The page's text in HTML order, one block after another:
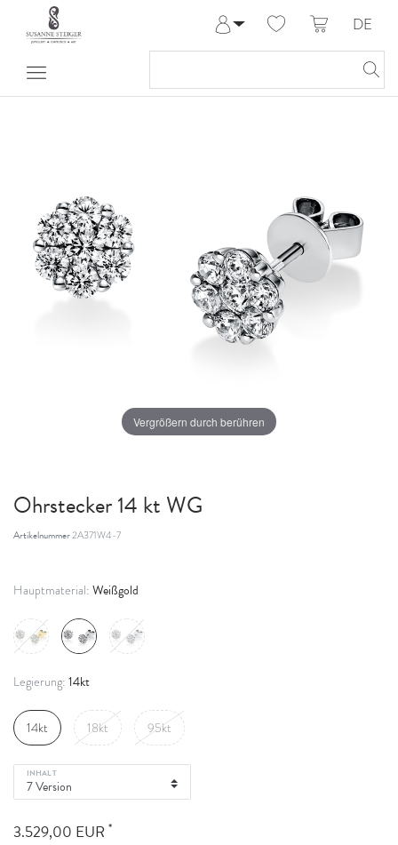
Anmelden
Meine Bestellungen
DE
Vergrößern durch berühren
Ohrstecker 14 kt WG
Artikelnummer2A371W4-7
Hauptmaterial: Weißgold
Legierung: 14kt
14kt 18kt 95kt
INHALT
3.529,00 EUR *